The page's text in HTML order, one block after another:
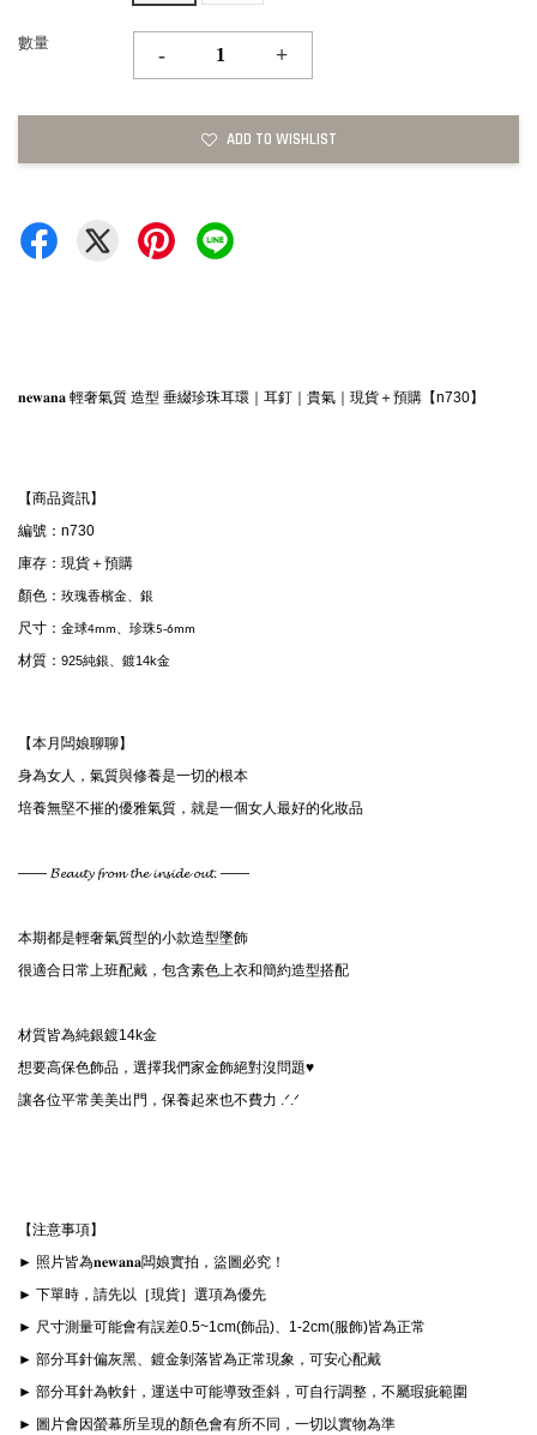
數量
- +
ADD TO WISHLIST
𝐧𝐞𝐰𝐚𝐧𝐚 輕奢氣質 造型 垂綴珍珠耳環｜耳釘｜貴氣｜現貨＋預購【n730】
【商品資訊】
編號：n730
庫存：現貨＋預購
顏色： 玫瑰香檳金、銀
尺寸： 金球4mm、珍珠5-6mm
材質： 925純銀、鍍14k金
【本月闆娘聊聊】
身為女人，氣質與修養是一切的根本
培養無堅不摧的優雅氣質，就是一個女人最好的化妝品
—— 𝓑𝓮𝓪𝓾𝓽𝔂 𝓯𝓻𝓸𝓶 𝓽𝓱𝓮 𝓲𝓷𝓼𝓲𝓭𝓮 𝓸𝓾𝓽. ——
本期都是輕奢氣質型的小款造型墜飾
很適合日常上班配戴，包含素色上衣和簡約造型搭配
材質皆為純銀鍍14k金
想要高保色飾品，選擇我們家金飾絕對沒問題♥
讓各位平常美美出門，保養起來也不費力 .ᐟ‪‪‪.ᐟ‪
【注意事項】
► 照片皆為𝐧𝐞𝐰𝐚𝐧𝐚闆娘實拍，盜圖必究！
► 下單時，請先以［現貨］選項為優先
► 尺寸測量可能會有誤差0.5~1cm(飾品)、1-2cm(服飾)皆為正常
► 部分耳針偏灰黑、鍍金剝落皆為正常現象，可安心配戴
► 部分耳針為軟針，運送中可能導致歪斜，可自行調整，不屬瑕疵範圍
► 圖片會因螢幕所呈現的顏色會有所不同，一切以實物為準